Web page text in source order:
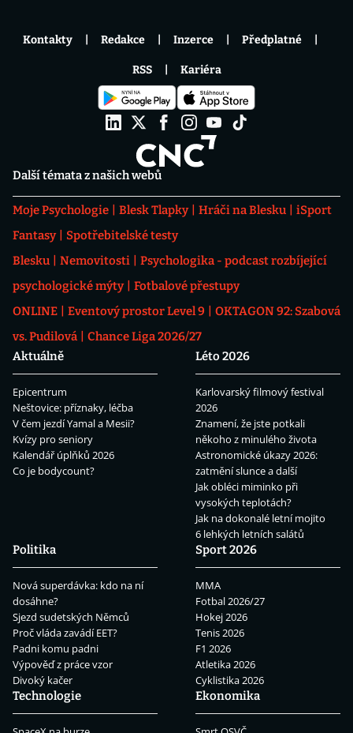
Další témata z našich webů
Moje Psychologie Blesk Tlapky Hráči na Blesku
iSport
Fantasy
Spotřebitelské testy
Blesku
Nemovitosti
Psychologika - podcast rozbíjející
psychologické mýty
Fotbalové přestupy
ONLINE
Eventový prostor Level 9
OKTAGON 92: Szabová
vs. Pudilová
Chance Liga 2026/27
Aktuálně
Epicentrum
Neštovice: příznaky, léčba
V čem jezdí Yamal a Mesii?
Kvízy pro seniory
Kalendář úplňků 2026
Co je bodycount?
Léto 2026
Karlovarský filmový festival
2026
Znamení, že jste potkali
někoho z minulého života
Astronomické úkazy 2026:
zatmění slunce a další
Jak obléci miminko při
vysokých teplotách?
Jak na dokonalé letní mojito
6 lehkých letních salátů
Politika
Nová superdávka: kdo na ní
dosáhne?
Sjezd sudetských Němců
Proč vláda zavádí EET?
Padni komu padni
Výpověď z práce vzor
Divoký kačer
Sport 2026
MMA
Fotbal 2026/27
Hokej 2026
Tenis 2026
F1 2026
Atletika 2026
Cyklistika 2026
Technologie
Ekonomika
Kontakty Redakce Inzerce Předplatné
RSS Kariéra